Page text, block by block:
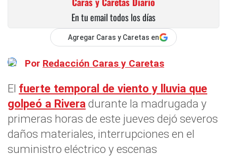
En tu email todos los días
Agregar Caras y Caretas en
Por Redacción Caras y Caretas
El fuerte temporal de viento y lluvia que
golpeó a Rivera durante la madrugada y
primeras horas de este jueves dejó severos
daños materiales, interrupciones en el
suministro eléctrico y escenas